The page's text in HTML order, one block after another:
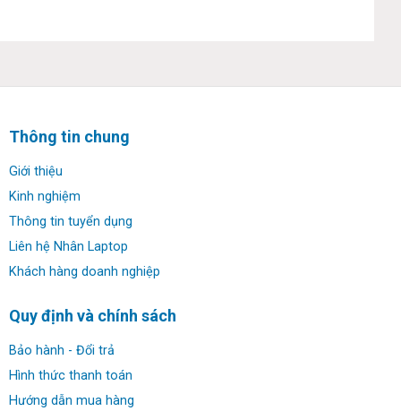
Thông tin chung
Giới thiệu
Kinh nghiệm
Thông tin tuyển dụng
Liên hệ Nhân Laptop
Khách hàng doanh nghiệp
Quy định và chính sách
Bảo hành - Đổi trả
Hình thức thanh toán
Hướng dẫn mua hàng